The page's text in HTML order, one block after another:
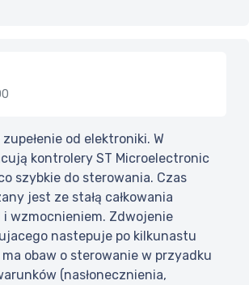
od elektroniki. W
kontrolery ST Microelectronic
szybkie do sterowania. Czas
jest ze stałą całkowania
i wzmocnieniem. Zdwojenie
nastepuje po kilkunastu
obaw o sterowanie w przyadku
(nasłonecznienia,